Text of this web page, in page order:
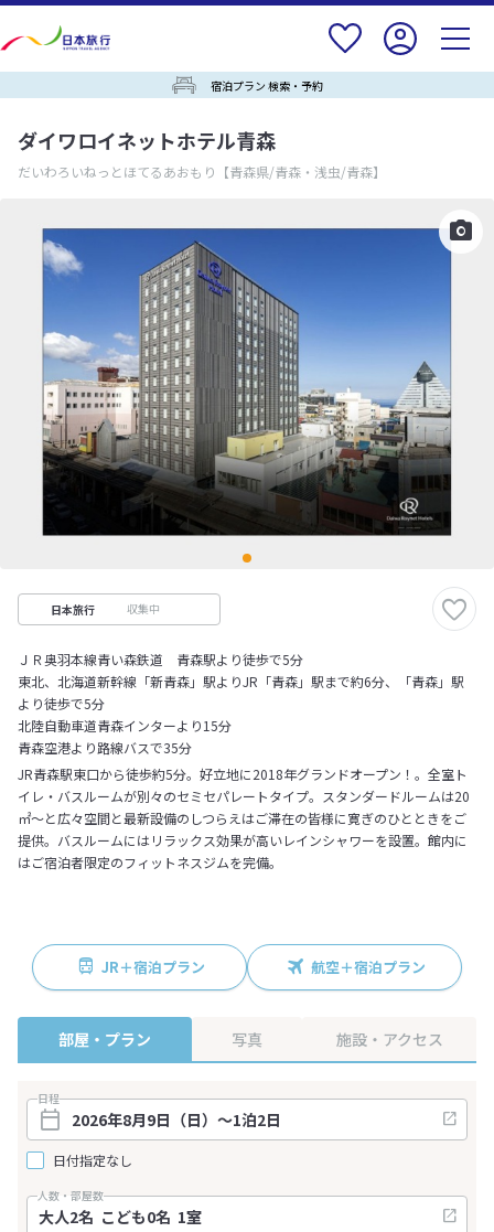
宿泊プラン 検索・予約
ダイワロイネットホテル青森
だいわろいねっとほてるあおもり 【青森県/青森・浅虫/青森】
日本旅行 収集中
ＪＲ奥羽本線青い森鉄道 青森駅より徒歩で5分
東北、北海道新幹線「新青森」駅よりJR「青森」駅まで約6分、「青森」駅
より徒歩で5分
北陸自動車道青森インターより15分
青森空港より路線バスで35分
JR青森駅東口から徒歩約5分。好立地に2018年グランドオープン！。全室ト
イレ・バスルームが別々のセミセパレートタイプ。スタンダードルームは20
㎡～と広々空間と最新設備のしつらえはご滞在の皆様に寛ぎのひとときをご
提供。バスルームにはリラックス効果が高いレインシャワーを設置。館内に
はご宿泊者限定のフィットネスジムを完備。
JR＋宿泊プラン 航空＋宿泊プラン
部屋・プラン 写真 施設・アクセス
日程
日付指定なし
人数・部屋数